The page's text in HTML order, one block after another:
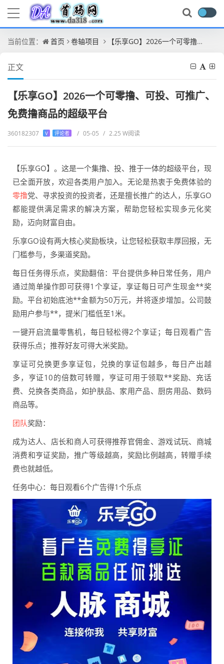
当前位置： 首页 卷轴项目 【乐享GO】2026一个可零撸、可投、可推广、免费撸商品的超级平台
正文
【乐享GO】2026一个可零撸、可投、可推广、
免费撸商品的超级平台
360182307 V 评论者 / 05-05 / 2.25 W阅读
【乐享GO】。这是一个集撸、投、推于一体的超级平台，现
已全面开放，欢迎各类用户加入。无论是热衷于免费体验的
零撸党、寻求投资的投资者，还是擅长推广的达人，乐享GO
都能提供满足需求的解决方案，帮助您轻松实现多元化奖
励，迈向财富自由。
乐享GO设有两大核心奖励板块，让您轻松获取丰厚回报，无
门槛参与，多渠道奖励。
每日任务得乐点，奖励翻倍：平台提供多种日常任务，用户
通过简单操作即可获得1个享证，享证每日可产生现金**奖
励。平台初始底池**金额为50万元，并将逐步增加。公司鼓
励用户参与**，提米门槛低至1米。
一键开启流量零售机，每日轻松得2个享证；每日观看广告
获得乐点；推荐好友可得大米奖励。
享证可兑换更多享证包，兑换的享证包越多，每日产出越
多，亨证10的倍数可转赠，亨证可用于领取**奖励、充话
费、兑换各类商品，如护肤品、家用产品、厨房用品、数码
商品等。
团队奖励：
成为达人、店长和商人可获得推荐官佣金、游戏试玩、商城
消费和亨证奖励，推广等级越高，奖励比例越高，转赠手续
费也就越低。
任务中心：每日观看6个广告得1个乐点